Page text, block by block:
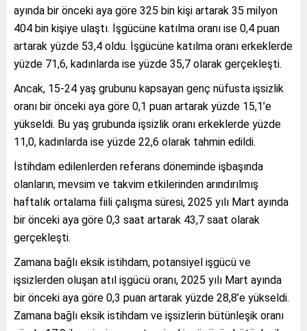
ayında bir önceki aya göre 325 bin kişi artarak 35 milyon
404 bin kişiye ulaştı. İşgücüne katılma oranı ise 0,4 puan
artarak yüzde 53,4 oldu. İşgücüne katılma oranı erkeklerde
yüzde 71,6, kadınlarda ise yüzde 35,7 olarak gerçekleşti.
Ancak, 15-24 yaş grubunu kapsayan genç nüfusta işsizlik
oranı bir önceki aya göre 0,1 puan artarak yüzde 15,1’e
yükseldi. Bu yaş grubunda işsizlik oranı erkeklerde yüzde
11,0, kadınlarda ise yüzde 22,6 olarak tahmin edildi.
İstihdam edilenlerden referans döneminde işbaşında
olanların, mevsim ve takvim etkilerinden arındırılmış
haftalık ortalama fiili çalışma süresi, 2025 yılı Mart ayında
bir önceki aya göre 0,3 saat artarak 43,7 saat olarak
gerçekleşti.
Zamana bağlı eksik istihdam, potansiyel işgücü ve
işsizlerden oluşan atıl işgücü oranı, 2025 yılı Mart ayında
bir önceki aya göre 0,3 puan artarak yüzde 28,8’e yükseldi.
Zamana bağlı eksik istihdam ve işsizlerin bütünleşik oranı